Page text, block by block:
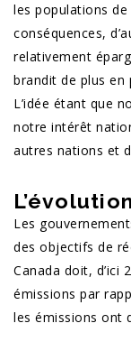
les populations
conséquences,
relativement
brandit de plus en
L’idée étant que
notre intérêt
autres nations et
Les
des objectifs de
Canada doit, d’ici
émissions par
les émissions ont